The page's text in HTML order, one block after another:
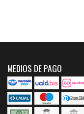
MEDIOS DE PAGO